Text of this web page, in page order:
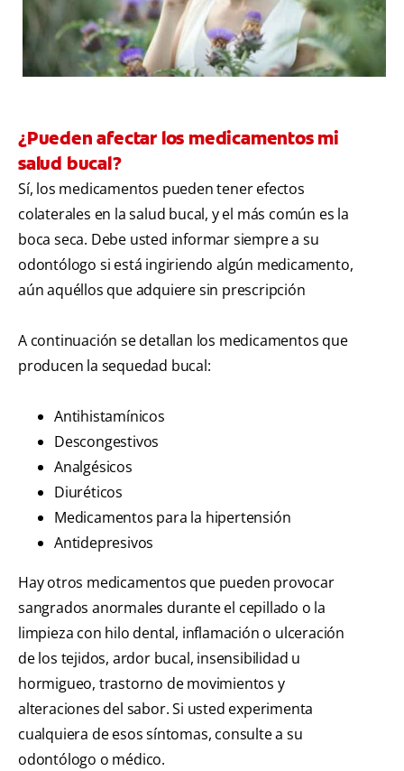
¿Pueden afectar los medicamentos mi
salud bucal?
Sí, los medicamentos pueden tener efectos
colaterales en la salud bucal, y el más común es la
boca seca. Debe usted informar siempre a su
odontólogo si está ingiriendo algún medicamento,
aún aquéllos que adquiere sin prescripción
A continuación se detallan los medicamentos que
producen la sequedad bucal:
Antihistamínicos
Descongestivos
Analgésicos
Diuréticos
Medicamentos para la hipertensión
Antidepresivos
Hay otros medicamentos que pueden provocar
sangrados anormales durante el cepillado o la
limpieza con hilo dental, inflamación o ulceración
de los tejidos, ardor bucal, insensibilidad u
hormigueo, trastorno de movimientos y
alteraciones del sabor. Si usted experimenta
cualquiera de esos síntomas, consulte a su
odontólogo o médico.